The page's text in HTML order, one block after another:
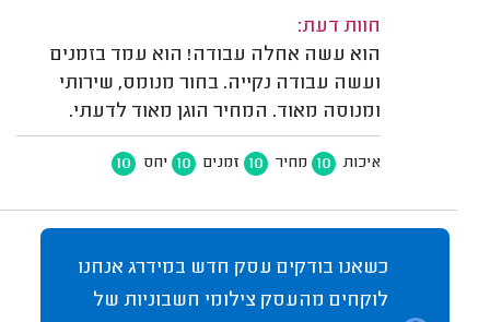
חוות דעת:
הוא עשה אחלה עבודה! הוא עמד בזמנים
ועשה עבודה נקייה. בחור מנומס, שירותי
ומנוסה מאוד. המחיר הוגן מאוד לדעתי.
איכות 10 מחיר 10 זמנים 10 יחס 10
כשאנו בודקים עסק חדש במידרג אנחנו
לוקחים מהעסק צילומי חשבוניות של